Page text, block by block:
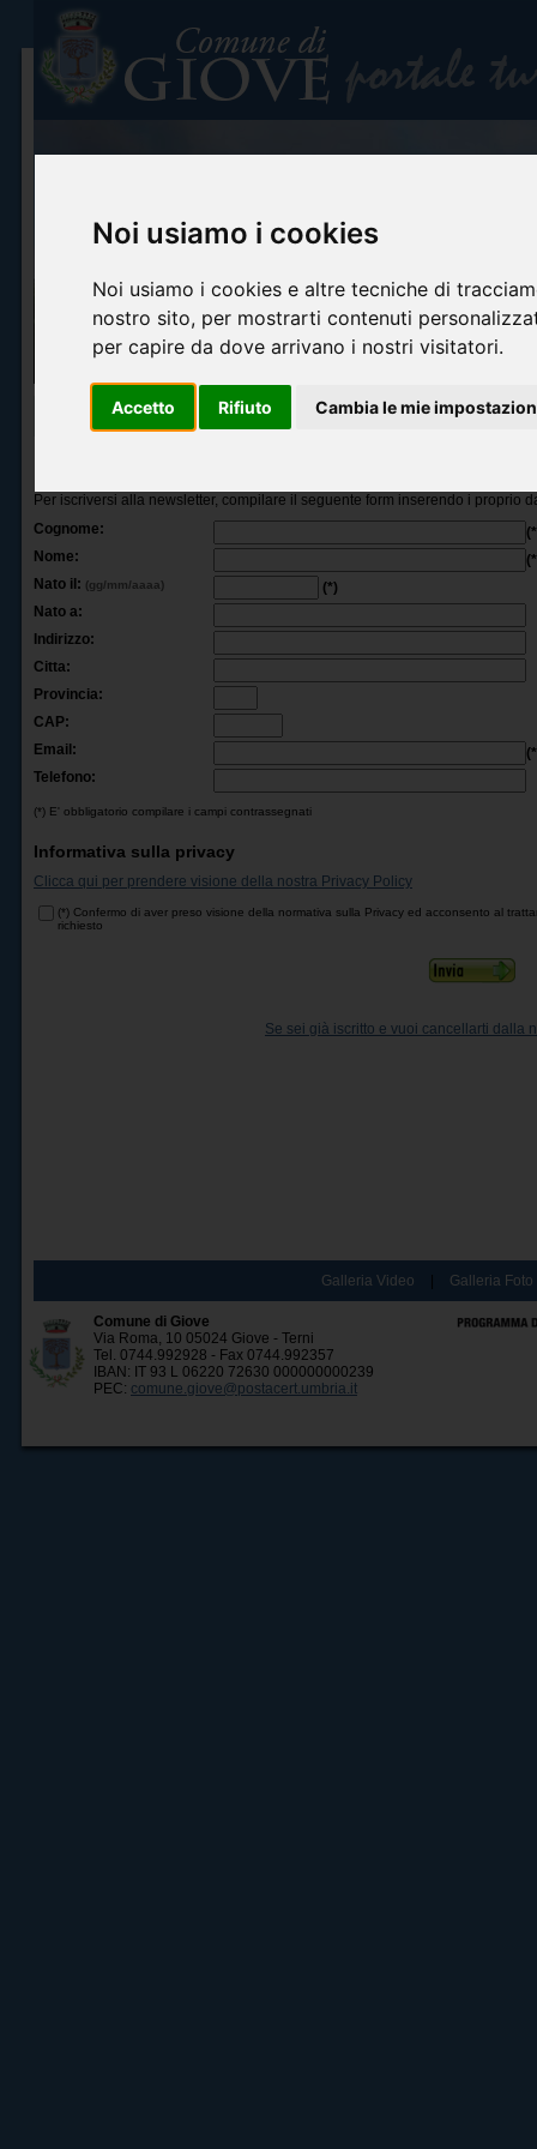
Noi usiamo i cookies
Noi usiamo i cookies e altre tecniche di
nostro sito, per mostrarti contenuti
per capire da dove arrivano i nostri visitatori.
Accetto Rifiuto Cambia le mie
Info turistiche Arte e cultura Itinerari turistici Accoglienza ed
Per iscriversi alla newsletter, compilare il seguente form inserendo i proprio
Cognome:
Nome:
Nato il: (gg/mm/aaaa)
(*)
Nato a:
Indirizzo:
Citta:
Provincia:
CAP:
Email:
Telefono:
(*) E' obbligatorio compilare i campi contrassegnati
Informativa sulla privacy
Clicca qui per prendere visione della nostra Privacy Policy
(*) Confermo di aver preso visione della normativa sulla Privacy ed acconsento al
richiesto
Se sei già iscritto e vuoi cancellarti dalla
Galleria Video Galleria Foto
Comune di Giove
Via Roma, 10 05024 Giove - Terni
Tel. 0744.992928 - Fax 0744.992357
IBAN: IT 93 L 06220 72630 000000000239
PEC: comune.giove@postacert.umbria.it